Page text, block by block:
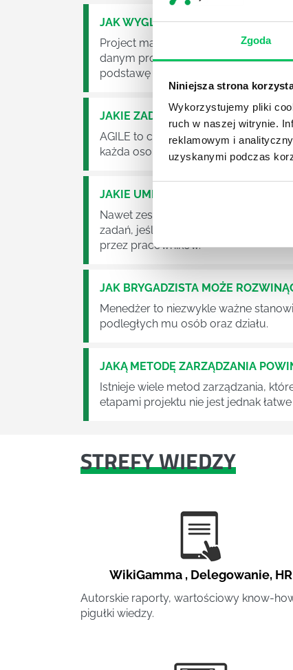
Zgoda
Niniejsza strona
Wykorzystujemy pliki
ruch w naszej witrynie.
reklamowym i
uzyskanymi podczas
JAK WYGLĄDA PRACA ZESPOŁÓW
Project management (czyli
danym projektem założeń. Zajmują
podstawę działalności wielu
JAKIE ZADANIA MUSZĄ
AGILE to coraz popularniejsze w
każda osoba zatrudniona w takim
JAKIE UMIEJĘTNOŚCI
Nawet zespół złożony z doskonale
zadań, jeśli zabraknie w nim
przez pracowników.
JAK BRYGADZISTA MOŻE
Menedżer to niezwykle ważne
podległych mu osób oraz działu.
JAKĄ METODĘ ZARZĄDZANIA
Istnieje wiele metod zarządzania,
etapami projektu nie jest jednak
STREFY WIEDZY
WikiGamma , Delegowanie, HR
Autorskie raporty, wartościowy know-
pigułki wiedzy.